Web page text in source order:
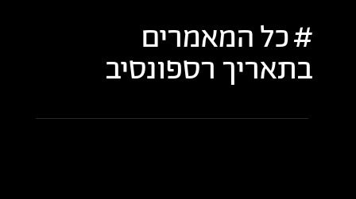
כל המאמרים
בתאריך רספונסיב